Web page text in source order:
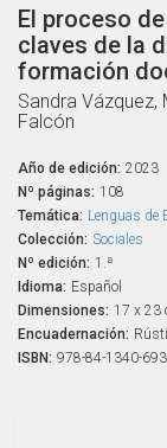
El proceso
claves de la
formación
Sandra Vázquez,
Falcón
Año de edición: 2023
Nº páginas: 108
Temática: Lenguas de
Colección: Sociales
Nº edición: 1.ª
Idioma: Español
Dimensiones: 17 x 23
Encuadernación:
ISBN: 978-84-1340-